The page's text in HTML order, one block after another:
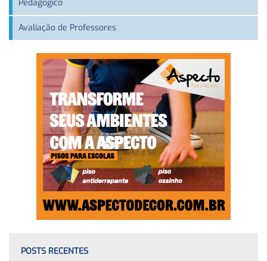
Pedagógico
Avaliação de Professores
POSTS RECENTES